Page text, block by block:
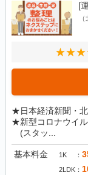
[
★日本経済新聞・
★新型コロナウイ
(スタッ...
基本料金 1K
2LDK